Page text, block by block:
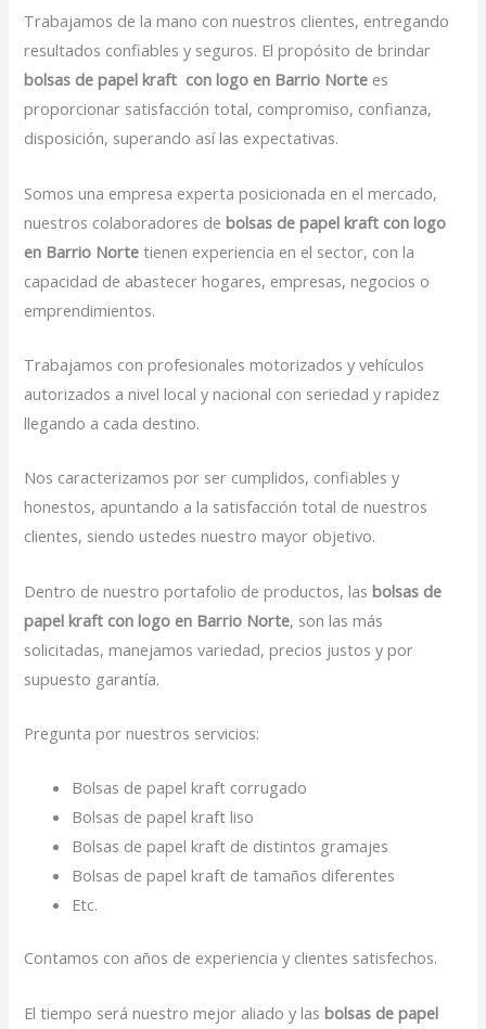
Trabajamos de la mano con nuestros clientes, entregando
resultados confiables y seguros. El propósito de brindar
bolsas de papel kraft con logo en Barrio Norte es
proporcionar satisfacción total, compromiso, confianza,
disposición, superando así las expectativas.
Somos una empresa experta posicionada en el mercado,
nuestros colaboradores debolsas de papel kraft con logo
en Barrio Nortetienen experiencia en el sector, con la
capacidad de abastecer hogares, empresas, negocios o
emprendimientos.
Trabajamos con profesionales motorizados y vehículos
autorizados a nivel local y nacional con seriedad y rapidez
llegando a cada destino.
Nos caracterizamos por ser cumplidos, confiables y
honestos, apuntando a la satisfacción total de nuestros
clientes, siendo ustedes nuestro mayor objetivo.
Dentro de nuestro portafolio de productos, lasbolsas de
papel kraft con logo en Barrio Norte, son las más
solicitadas, manejamos variedad, precios justos y por
supuesto garantía.
Pregunta por nuestros servicios:
Bolsas de papel kraft corrugado
Bolsas de papel kraft liso
Bolsas de papel kraft de distintos gramajes
Bolsas de papel kraft de tamaños diferentes
Etc.
Contamos con años de experiencia y clientes satisfechos.
El tiempo será nuestro mejor aliado y lasbolsas de papel